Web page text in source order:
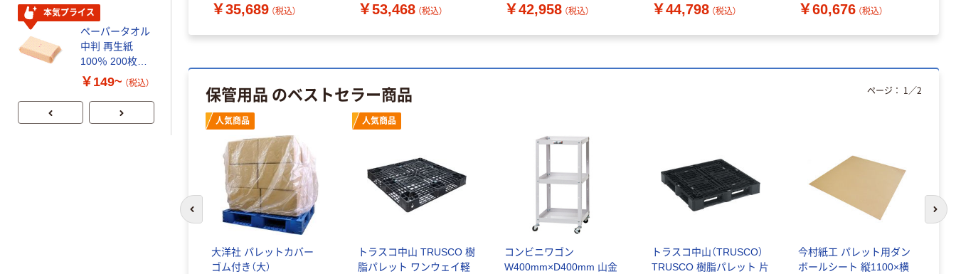
￥71,560 ￥35,689 （税込） ￥53,468 （税込） ￥42,958 （税込） ￥44,798 （税込） ￥60,676 （税込）
保管用品 のベストセラー商品
人気商品
大洋社 パレットカバー
ゴム付き（大）
人気商品
トラスコ中山 TRUSCO 樹
脂パレット ワンウェイ軽
コンビニワゴン
W400mm×D400mm 山金
トラスコ中山（TRUSCO）
TRUSCO 樹脂パレット 片
今村紙工 パレット用ダン
ボールシート 縦1100×横
ページ： 1 ／2
前のスライドへ 次
証
本気プライス
ペーパータオル
中判 再生紙
100％ 200枚
FSC認証 シング
企画 オリジナル
￥149~ （税込）
証
期間限定価格
リー）
ップ
￥374~
オリジナル
￥96~ （税込）
証
本気プライス
ル 大王製紙共同